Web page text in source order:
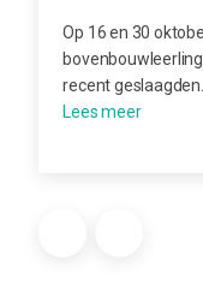
Op 16 en 30
recent geslaagden…